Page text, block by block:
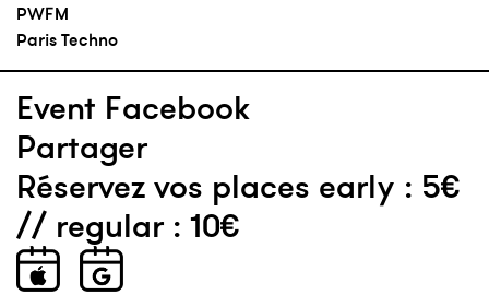
PWFM
Paris Techno
Event Facebook
Partager
Réservez vos places early : 5€
// regular : 10€